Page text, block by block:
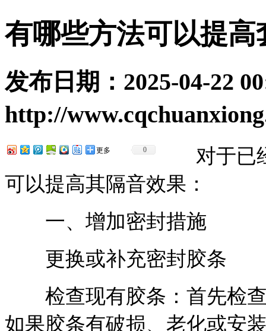
有哪些方法可以提
发布日期： 2025-04-22
http://
更多 0
对于已
可以提高其隔音效果：
一、增加密封措施
更换或补充密封胶条
检查现有胶条：首先检查
如果胶条有破损、老化或安